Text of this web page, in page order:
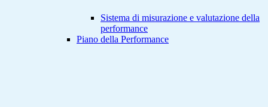
Sistema di misurazione e valutazione della
performance
Piano della Performance